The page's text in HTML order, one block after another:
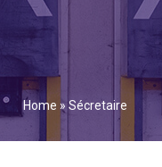
Home » Sécretaire